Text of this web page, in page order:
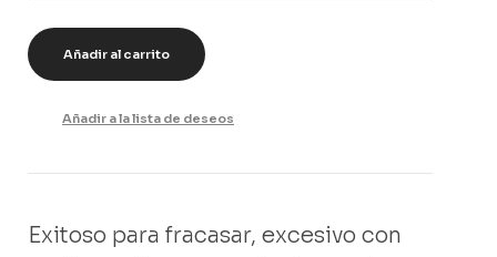
Añadir al carrito
Añadir a la lista de deseos
Exitoso para fracasar, excesivo con